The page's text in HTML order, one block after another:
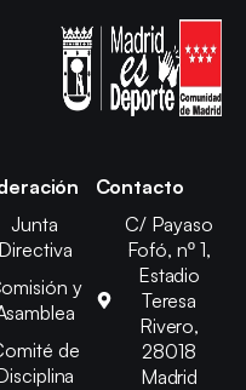
Junta
Directiva
y
de
Contacto
C/ Payaso
Fofó, nº 1,
Estadio
Teresa
Rivero,
28018
Madrid